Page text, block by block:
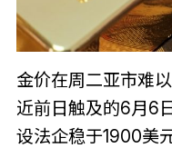
金价在周二亚市难
近前日触及的6月6
设法企稳于1900美